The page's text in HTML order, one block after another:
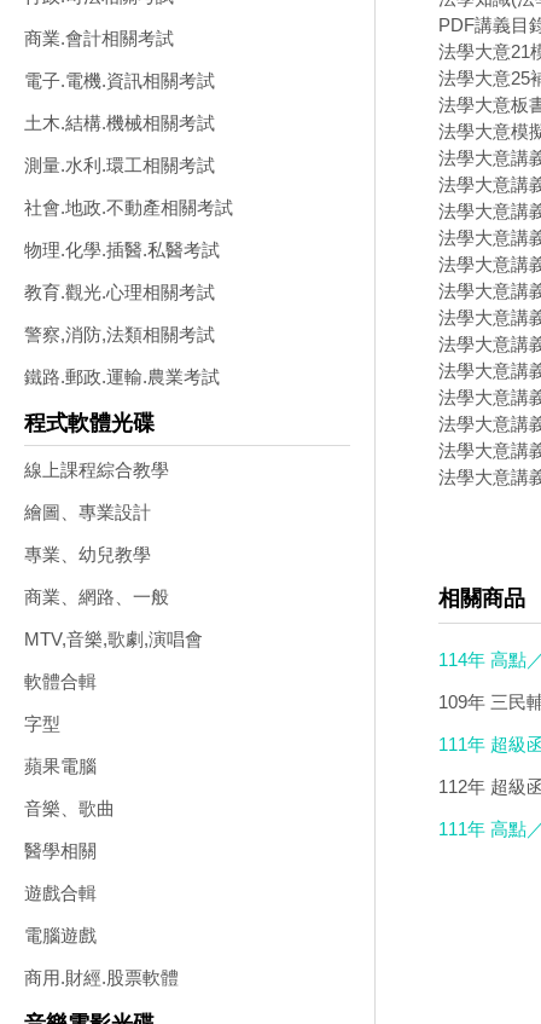
商業.會計相關考試
電子.電機.資訊相關考試
土木.結構.機械相關考試
測量.水利.環工相關考試
社會.地政.不動產相關考試
物理.化學.插醫.私醫考試
教育.觀光.心理相關考試
警察,消防,法類相關考試
鐵路.郵政.運輸.農業考試
程式軟體光碟
線上課程綜合教學
繪圖、專業設計
專業、幼兒教學
商業、網路、一般
MTV,音樂,歌劇,演唱會
軟體合輯
字型
蘋果電腦
音樂、歌曲
醫學相關
遊戲合輯
電腦遊戲
商用.財經.股票軟體
PDF講義目
法學大意21
法學大意25
法學大意板
法學大意模
法學大意講
法學大意講
法學大意講
法學大意講
法學大意講
法學大意講
法學大意講
法學大意講
法學大意講
法學大意講
法學大意講
法學大意講
法學大意講
相關商品
114年 高點
109年 三民
111年 超級
8000)
112年 超級
價6500)
111年 高點